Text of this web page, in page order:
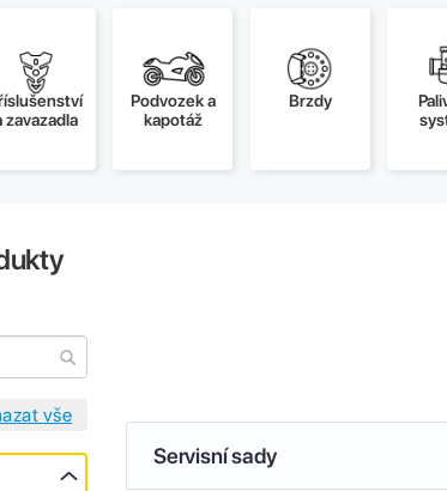
zavazadla
Podvozek a
kapotáž
Brzdy
Servisní sady